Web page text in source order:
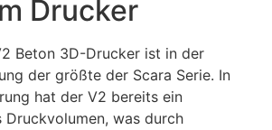
Drucker
Beton 3D-Drucker ist in der
der größte der Scara Serie. In
hat der V2 bereits ein
Druckvolumen, was durch